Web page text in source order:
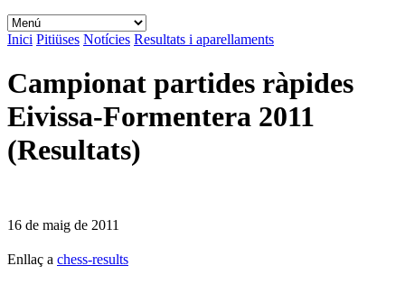
Inici Pitiüses Notícies Resultats i aparellaments
Campionat partides ràpides
Eivissa-Formentera 2011
(Resultats)
16 de maig de 2011
Enllaç a chess-results